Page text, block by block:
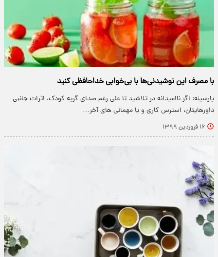
با مصرف این نوشیدنی‌ها با بی‌خوابی خداحافظی کنید
پارسینه: اگر ناامیدانه در تلاشید تا علی رغم صدای گریه کودک، اثرات جانبی
داورهایتان، استرس کاری و یا مهمانی های آخر…
۱۶ فروردین ۱۳۹۹